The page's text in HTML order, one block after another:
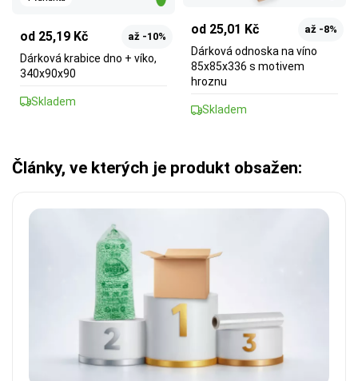
od 25,19 Kč až -10%
Dárková krabice dno + víko,
340x90x90
Skladem
od 25,01 Kč až -8%
Dárková odnoska na víno
85x85x336 s motivem
hroznu
Skladem
Články, ve kterých je produkt obsažen: